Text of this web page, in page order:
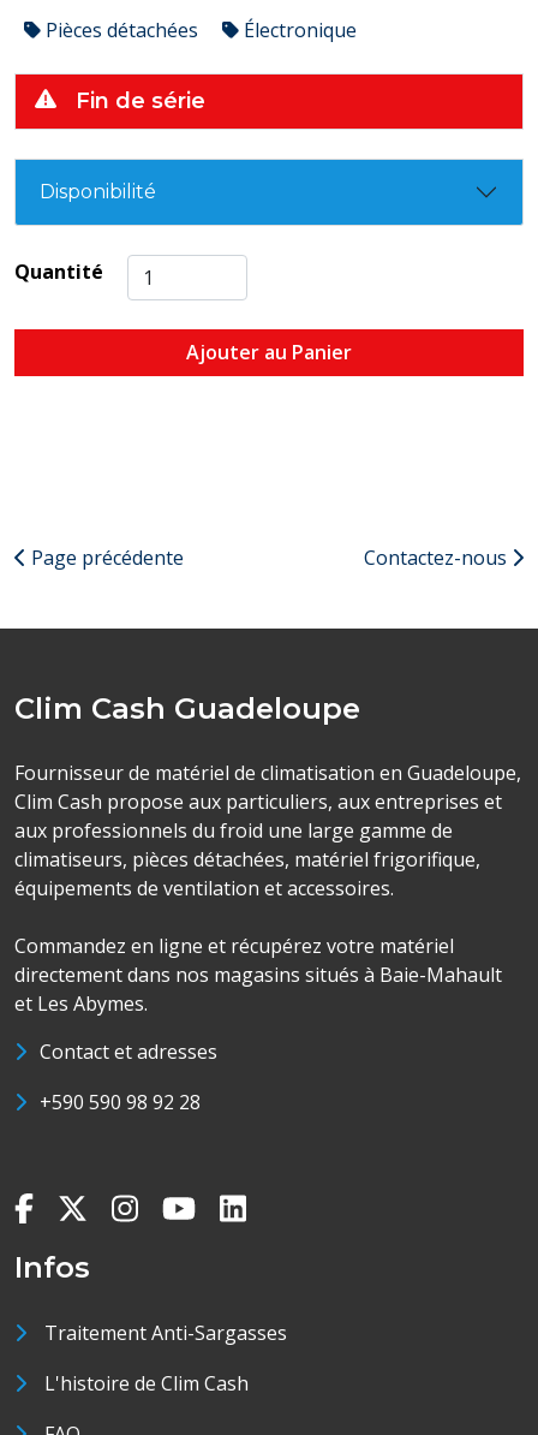
Pièces détachées Électronique
Fin de série
Disponibilité
Quantité
Ajouter au Panier
Page précédente Contactez-nous
Clim Cash Guadeloupe
Fournisseur de matériel de climatisation en Guadeloupe,
Clim Cash propose aux particuliers, aux entreprises et
aux professionnels du froid une large gamme de
climatiseurs, pièces détachées, matériel frigorifique,
équipements de ventilation et accessoires.
Commandez en ligne et récupérez votre matériel
directement dans nos magasins situés à Baie-Mahault
et Les Abymes.
Contact et adresses
+590 590 98 92 28
Infos
Traitement Anti-Sargasses
L'histoire de Clim Cash